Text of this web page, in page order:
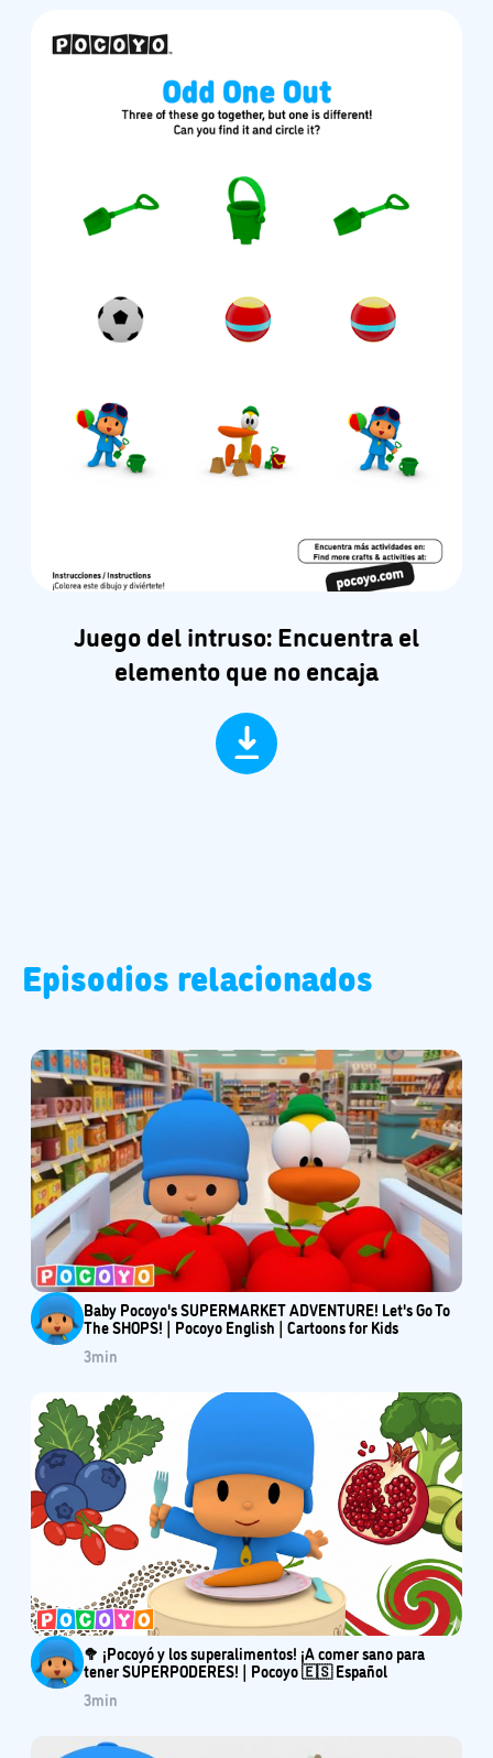
Juego del intruso: Encuentra el
elemento que no encaja
Episodios relacionados
Baby Pocoyo's SUPERMARKET ADVENTURE! Let's Go To
The SHOPS! | Pocoyo English | Cartoons for Kids
3min
🥦 ¡Pocoyó y los superalimentos! ¡A comer sano para
tener SUPERPODERES! | Pocoyo 🇪🇸 Español
3min